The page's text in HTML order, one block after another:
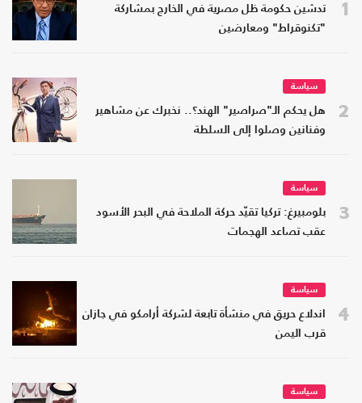
1
تدشين حكومة ظل مصرية في الخارج بمشاركة
"تكنوقراط" ومعارضين
2
سياسة
هل يحكم الـ"صراصير" الهند؟.. نخبرك عن مشاهير
وفنانين وصلوا إلى السلطة
3
سياسة
بلومبيرغ: تركيا تقيّد حركة الملاحة في البحر الأسود
عقب تصاعد الهجمات
4
سياسة
اندلاع حريق في منشأة تابعة لشركة أرامكو في جازان
قرب اليمن
سياسة